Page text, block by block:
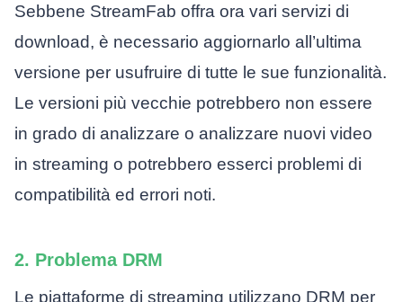
Sebbene StreamFab offra ora vari servizi di
download, è necessario aggiornarlo all’ultima
versione per usufruire di tutte le sue funzionalità.
Le versioni più vecchie potrebbero non essere
in grado di analizzare o analizzare nuovi video
in streaming o potrebbero esserci problemi di
compatibilità ed errori noti.
2. Problema DRM
Le piattaforme di streaming utilizzano DRM per